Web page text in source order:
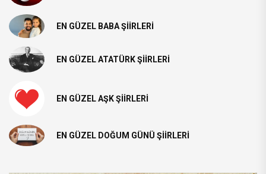
EN GÜZEL BABA ŞIIRLERI
EN GÜZEL ATATÜRK ŞIIRLERI
EN GÜZEL AŞK ŞIIRLERI
EN GÜZEL DOĞUM GÜNÜ ŞIIRLERI